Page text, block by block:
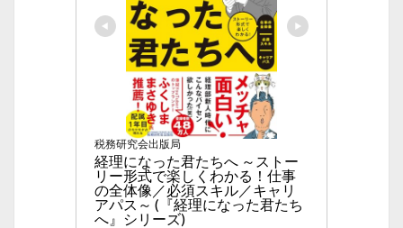
税務研究会出版局
経理になった君たちへ ～ストー
リー形式で楽しくわかる！仕事
の全体像／必須スキル／キャリ
アパス～ (『経理になった君たち
へ』シリーズ)